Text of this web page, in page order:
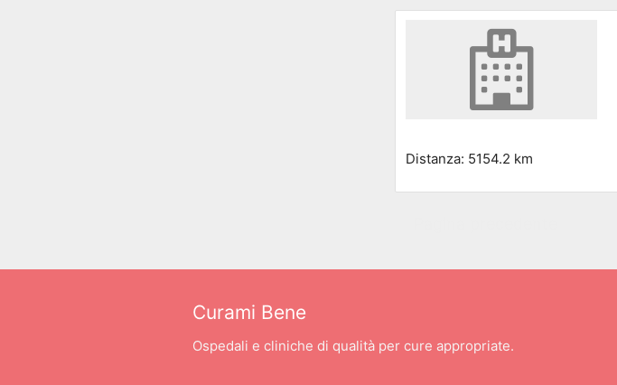
Distanza: 5154.2 km
Curami Bene
Ospedali e cliniche di qualità per cure appropriate.